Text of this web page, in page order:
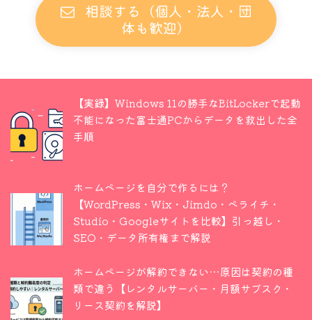
相談する（個人・法人・団
体も歓迎）
【実録】Windows 11の勝手なBitLockerで起動
不能になった富士通PCからデータを救出した全
手順
ホームページを自分で作るには？
【WordPress・Wix・Jimdo・ペライチ・
Studio・Googleサイトを比較】引っ越し・
SEO・データ所有権まで解説
ホームページが解約できない…原因は契約の種
類で違う【レンタルサーバー・月額サブスク・
リース契約を解説】